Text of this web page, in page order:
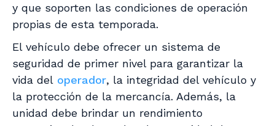
y que soporten las condiciones de operación
propias de esta temporada.
El vehículo debe ofrecer un sistema de
seguridad de primer nivel para garantizar la
vida del operador, la integridad del vehículo y
la protección de la mercancía. Además, la
unidad debe brindar un rendimiento